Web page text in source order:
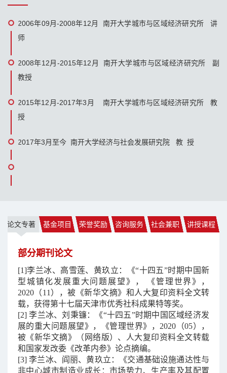
2006年09月-2008年12月 南开大学城市与区域经济研究所 讲
师
2008年12月-2015年12月 南开大学城市与区域经济研究所 副
教授
2015年12月-2017年3月 南开大学城市与区域经济研究所 教
授
2017年3月至今 南开大学经济与社会发展研究院 教 授
论文专著 基金项目 荣誉奖励 咨询服务 社会兼职 讲授课程
部分期刊论文
[1]李兰冰、高雪莲、黄玖立：《“十四五”时期中国新
型城镇化发展重大问题展望》，
《管理世界》，
2020 （11 ），被《新华文摘》和人大复印资料全文转
载，获得第十七届天津市优秀社科成果特等奖。
[2]李兰冰、刘秉镰：《“十四五”时期中国区域经济发
展的重大问题展望》，《管理世界》， 2020 （05），
被《新华文摘》（网络版）、人大复印资料全文转载
和国家发改委《改革内参》论点摘编。
[3]李兰冰、阎丽、黄玖立：《交通基础设施通达性与
非中心城市制造业成长：市场势力、生产率及其配置